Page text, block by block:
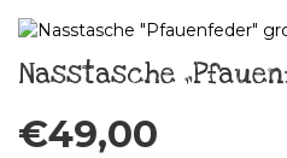
Nasstasche
€49,00